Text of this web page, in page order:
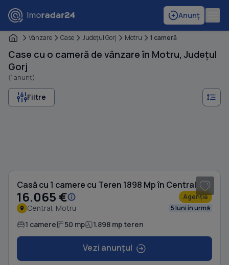
Anunț
Vânzare Case Judeţul Gorj Motru 1 cameră
Case cu o cameră de vânzare în Motru, Județul
Gorj
(1 anunț)
Filtre
Casă cu 1 camere cu Teren 1898 Mp în Central
16.065 € Agenție
Central, Motru 5 luni în urmă
1 camere 50 mp 1.898 mp teren
Vezi anunțul